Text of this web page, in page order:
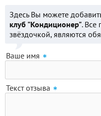
Здесь Вы можете
клуб "Кондиционер". Все
звёздочкой, являются
Ваше имя
Текст отзыва